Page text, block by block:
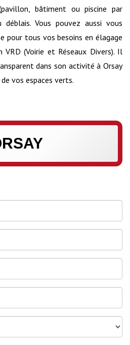
bâtiment ou piscine par
Vous pouvez aussi vous
pour tous vos besoins en élagage
(Voirie et Réseaux Divers). Il
dans son activité à Orsay
vos espaces verts.